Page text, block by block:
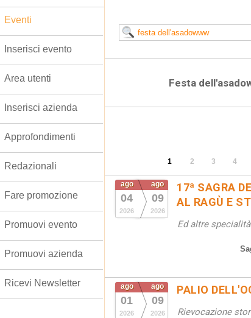
Festa
1 2 3 4
ago
04
2026
ago
09
2026
17ª SAGRA
AL RAGÙ E
Ed altre
ago
01
2026
ago
09
2026
PALIO
Rievocazione
Eventi
Inserisci evento
Area utenti
Inserisci azienda
Approfondimenti
Redazionali
Fare promozione
Promuovi evento
Promuovi azienda
Ricevi Newsletter